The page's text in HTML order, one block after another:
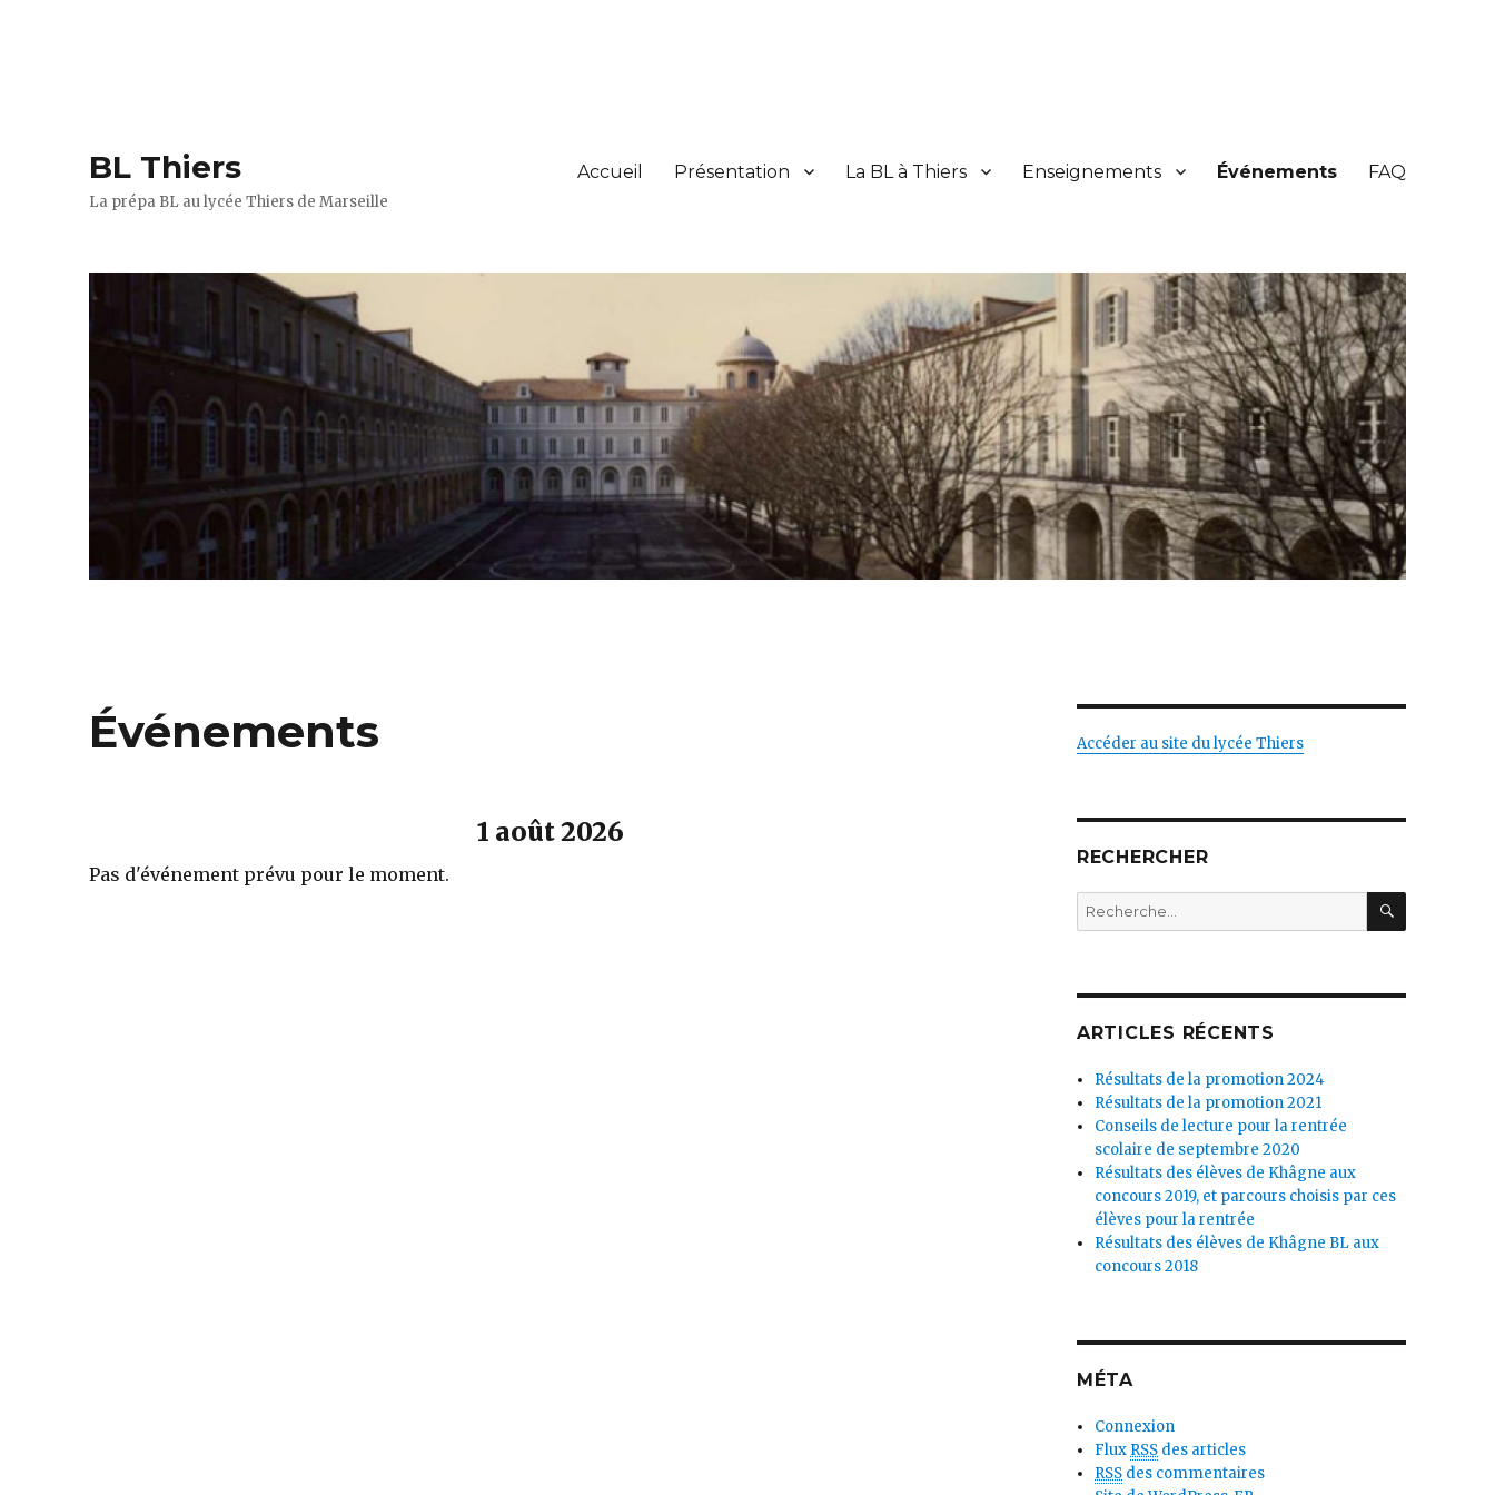
BL Thiers
La prépa BL au lycée Thiers de Marseille
Accueil Présentation La BL à Thiers Enseignements Événements FAQ
Événements
1 août 2026
Pas d'événement prévu pour le moment.
Accéder au site du lycée Thiers
RECHERCHER
Recherche
pour
ARTICLES RÉCENTS
Résultats de la promotion 2024
Résultats de la promotion 2021
Conseils de lecture pour la rentrée
scolaire de septembre 2020
Résultats des élèves de Khâgne aux
concours 2019, et parcours choisis par ces
élèves pour la rentrée
Résultats des élèves de Khâgne BL aux
concours 2018
MÉTA
Connexion
Flux RSS des articles
RSS des commentaires